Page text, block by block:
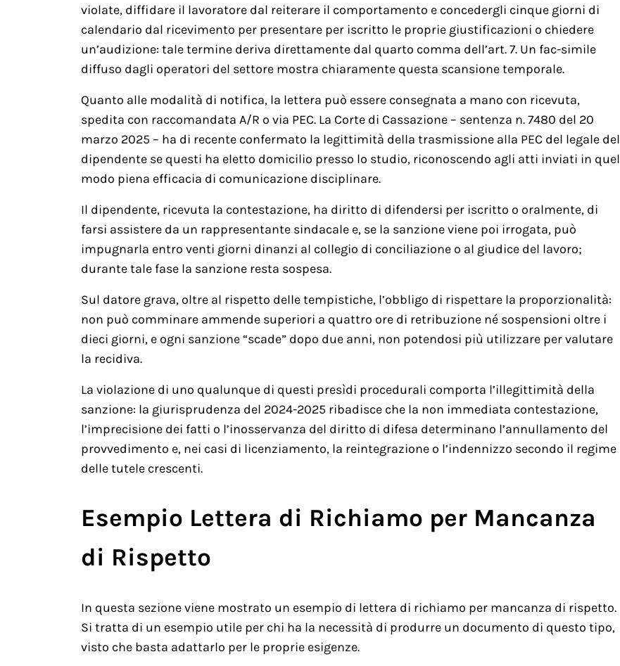
violate, diffidare il lavoratore dal reiterare il comportamento e concedergli cinque giorni di
calendario dal ricevimento per presentare per iscritto le proprie giustificazioni o chiedere
un’audizione: tale termine deriva direttamente dal quarto comma dell’art. 7. Un fac-simile
diffuso dagli operatori del settore mostra chiaramente questa scansione temporale.
Quanto alle modalità di notifica, la lettera può essere consegnata a mano con ricevuta,
spedita con raccomandata A/R o via PEC. La Corte di Cassazione – sentenza n. 7480 del 20
marzo 2025 – ha di recente confermato la legittimità della trasmissione alla PEC del legale del
dipendente se questi ha eletto domicilio presso lo studio, riconoscendo agli atti inviati in quel
modo piena efficacia di comunicazione disciplinare.
Il dipendente, ricevuta la contestazione, ha diritto di difendersi per iscritto o oralmente, di
farsi assistere da un rappresentante sindacale e, se la sanzione viene poi irrogata, può
impugnarla entro venti giorni dinanzi al collegio di conciliazione o al giudice del lavoro;
durante tale fase la sanzione resta sospesa.
Sul datore grava, oltre al rispetto delle tempistiche, l’obbligo di rispettare la proporzionalità:
non può comminare ammende superiori a quattro ore di retribuzione né sospensioni oltre i
dieci giorni, e ogni sanzione “scade” dopo due anni, non potendosi più utilizzare per valutare
la recidiva.
La violazione di uno qualunque di questi presìdi procedurali comporta l’illegittimità della
sanzione: la giurisprudenza del 2024-2025 ribadisce che la non immediata contestazione,
l’imprecisione dei fatti o l’inosservanza del diritto di difesa determinano l’annullamento del
provvedimento e, nei casi di licenziamento, la reintegrazione o l’indennizzo secondo il regime
delle tutele crescenti.
Esempio Lettera di Richiamo per Mancanza
di Rispetto
In questa sezione viene mostrato un esempio di lettera di richiamo per mancanza di rispetto.
Si tratta di un esempio utile per chi ha la necessità di produrre un documento di questo tipo,
visto che basta adattarlo per le proprie esigenze.